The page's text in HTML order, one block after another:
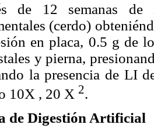
de 12 semanas
(cerdo)
en placa, 0.5 g de
y pierna,
la presencia de LI
10X , 20 X 2.
de Digestión Artificial